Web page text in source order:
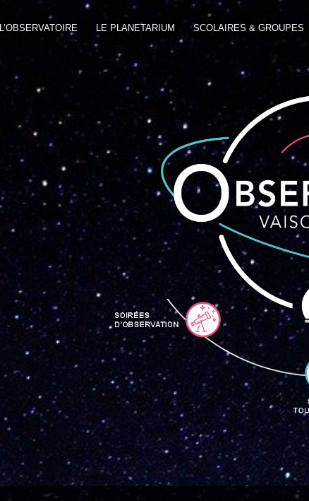
L’OBSERVATOIRE LE PLANETARIUM SCOLAIRES & GROUPES